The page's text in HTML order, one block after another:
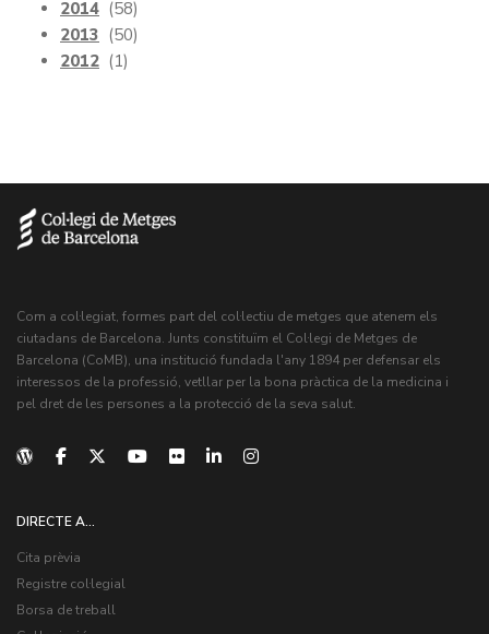
2014 (58)
2013 (50)
2012 (1)
Com a col·legiat, formes part del col·lectiu de metges que atenem els
ciutadans de Barcelona. Junts constituïm el Col·legi de Metges de
Barcelona (CoMB), una institució fundada l'any 1894 per defensar els
interessos de la professió, vetllar per la bona pràctica de la medicina i
pel dret de les persones a la protecció de la seva salut.
DIRECTE A...
Cita prèvia
Registre col·legial
Borsa de treball